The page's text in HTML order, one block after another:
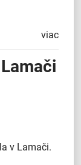
viac
v Lamači.